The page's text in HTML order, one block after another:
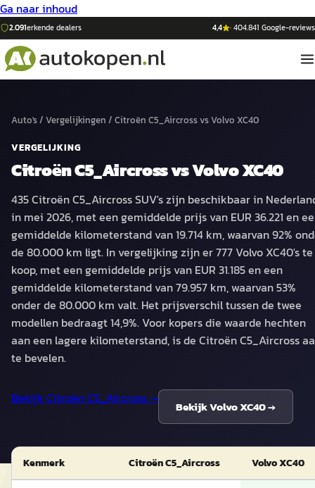
Ga naar inhoud
2.091erkende dealers 4,4 ·404.841 Google-reviews
Auto's/ Vergelijkingen / Citroën C5_AircrossvsVolvo XC40
VERGELIJKING
Citroën C5_AircrossvsVolvo XC40
435 Citroën C5_Aircross SUV's zijn beschikbaar in
in mei 2026, met een gemiddelde prijs van EUR 36.221 en
gemiddelde kilometerstand van 19.714 km, waarvan 92%
de 80.000 km ligt. In vergelijking zijn er 777 Volvo XC40's te
koop, met een gemiddelde prijs van EUR 31.185 en een
gemiddelde kilometerstand van 79.957 km, waarvan 53%
onder de 80.000 km valt. Het prijsverschil tussen de twee
modellen bedraagt 14,9%. Voor kopers die waarde hechten
aan een lagere kilometerstand, is de Citroën C5_Aircross
te bevelen.
Bekijk Citroën C5_Aircross→
BekijkVolvo XC40→
Kenmerk Citroën C5_Aircross Volvo XC40